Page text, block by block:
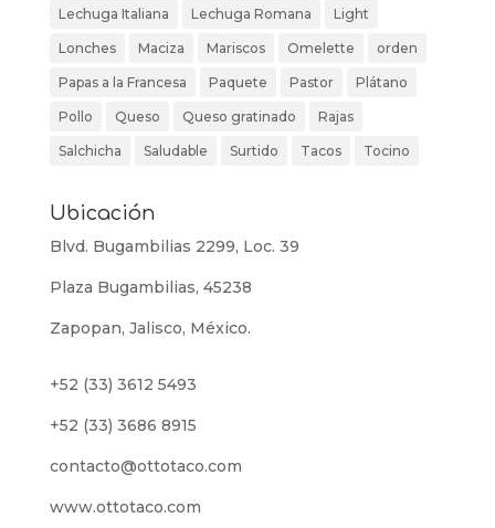
Lechuga Italiana Lechuga Romana Light
Lonches Maciza Mariscos Omelette orden
Papas a la Francesa Paquete Pastor Plátano
Pollo Queso Queso gratinado Rajas
Salchicha Saludable Surtido Tacos Tocino
Ubicación
Blvd. Bugambilias 2299, Loc. 39
Plaza Bugambilias, 45238
Zapopan, Jalisco, México.
+52 (33) 3612 5493
+52 (33) 3686 8915
contacto@ottotaco.com
www.ottotaco.com